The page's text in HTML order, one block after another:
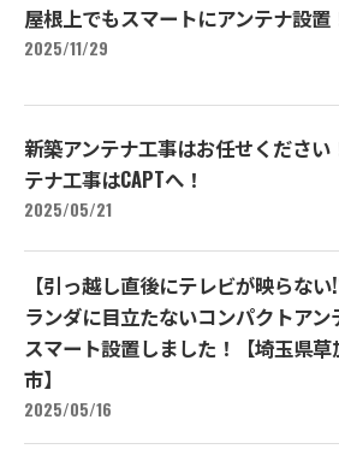
屋根上でもスマートにアンテナ設置
2025/11/29
新築アンテナ工事はお任せください
テナ工事はCAPTへ！
2025/05/21
【引っ越し直後にテレビが映らな
ランダに目立たないコンパクトアン
スマート設置しました！【埼玉県草
市】
2025/05/16